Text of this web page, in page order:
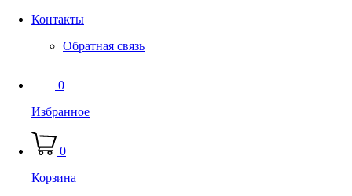
Контакты
Обратная связь
0
Избранное
0
Корзина